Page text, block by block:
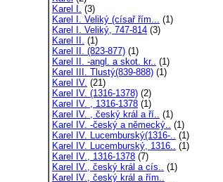
Karel I. (3)
Karel I. Veliký (císař řím... (1)
Karel I. Veliký, 747-814 (3)
Karel II. (1)
Karel II. (823-877) (1)
Karel II. -angl. a skot. kr.. (1)
Karel III. Tlustý(839-888) (1)
Karel IV. (21)
Karel IV. (1316-1378) (2)
Karel IV. , 1316-1378 (1)
Karel IV. , český král a ří.. (1)
Karel IV. -český a německý.. (1)
Karel IV. Lucemburský(1316-.. (1)
Karel IV. Lucemburský, 1316.. (1)
Karel IV., 1316-1378 (7)
Karel IV., český král a cís.. (1)
Karel IV., český král a řím..